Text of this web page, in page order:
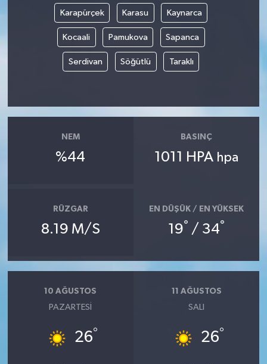
Karapürçek Karasu Kaynarca
Kocaali Pamukova Sapanca
Serdivan Söğütlü Taraklı
NEM
%44
BASINÇ
1011 HPA hpa
RÜZGAR
8.19 M/S
EN DÜŞÜK / EN YÜKSEK
19° / 34°
10 AĞUSTOS
PAZARTESI
26°
11 AĞUSTOS
SALI
26°